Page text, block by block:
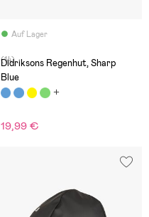
Auf Lager
(14)
Didriksons Regenhut, Sharp
Blue
19,99 €